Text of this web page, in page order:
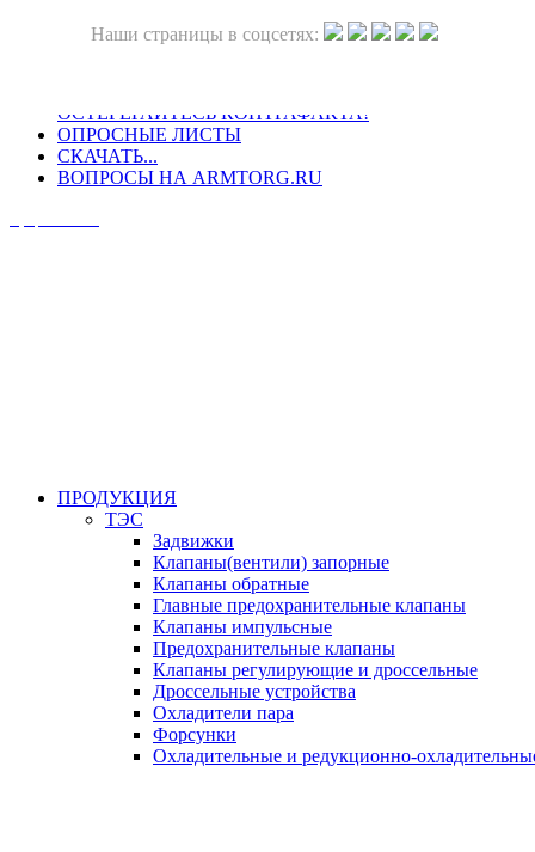
ОСТЕРЕГАЙТЕСЬ КОНТРАФАКТА!
ОПРОСНЫЕ ЛИСТЫ
СКАЧАТЬ...
ВОПРОСЫ НА ARMTORG.RU
ПРОДУКЦИЯ
ТЭС
Задвижки
Клапаны(вентили) запорные
Клапаны обратные
Главные предохранительные клапаны
Клапаны импульсные
Предохранительные клапаны
Клапаны регулирующие и дроссельные
Дроссельные устройства
Охладители пара
Форсунки
Охладительные и редукционно-
Наши страницы в соцсетях: